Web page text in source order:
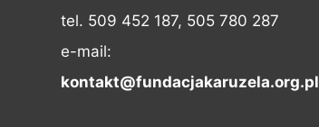
tel. 509 452 187, 505 780 287
e-mail:
kontakt@fundacjakaruzela.org.pl